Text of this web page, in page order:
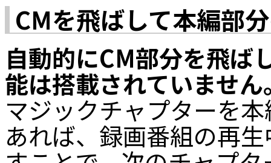
CMを飛ばして本編部
自動的にCM部分を飛ば
能は搭載されていません
マジックチャプターを
あれば、録画番組の再